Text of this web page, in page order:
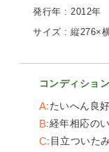
発行年 : 2012年
サイズ : 縦276×
コンディショ
A たいへん良
B 経年相応の
C 目立ついた